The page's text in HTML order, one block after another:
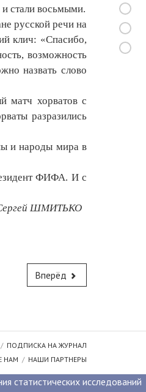
стали восьмыми.
русской речи на
клич: «Спасибо,
возможность
назвать слово
матч хорватов с
разразились
и народы мира в
ФИФА. И с
ШМИТЬКО
Вперёд
ПОДПИСКА НА ЖУРНАЛ
НАМ НАШИ ПАРТНЕРЫ
статистических исследований